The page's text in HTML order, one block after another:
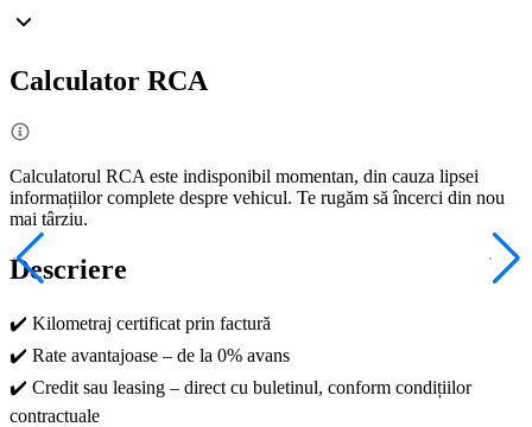
Calculator RCA
Calculatorul RCA este indisponibil momentan, din cauza lipsei
informațiilor complete despre vehicul. Te rugăm să încerci din nou
mai târziu.
Descriere
✔️ Kilometraj certificat prin factură
✔️ Rate avantajoase – de la 0% avans
✔️ Credit sau leasing – direct cu buletinul, conform condițiilor
contractuale